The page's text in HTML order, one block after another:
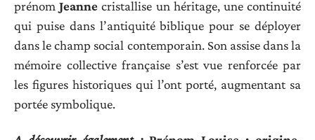
prénomJeanne cristallise un héritage, une continuité
qui puise dans l’antiquité biblique pour se déployer
dans le champ social contemporain. Son assise dans la
mémoire collective française s’est vue renforcée par
les figures historiques qui l’ont porté, augmentant sa
portée symbolique.